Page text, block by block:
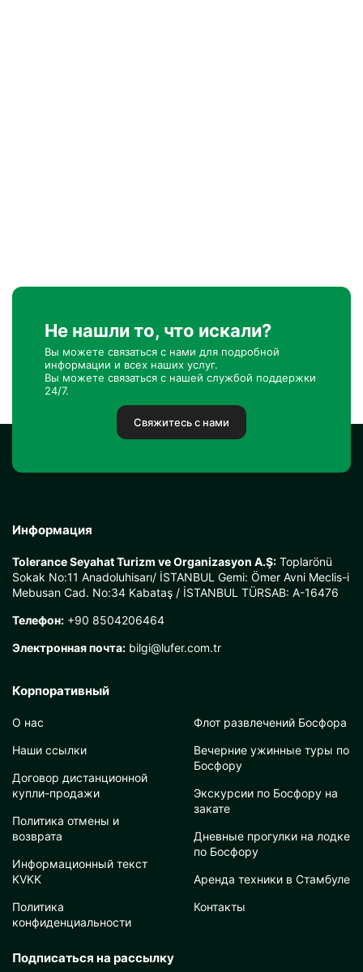
Не нашли то, что искали?
Вы можете связаться с нами для подробной
информации и всех наших услуг.
Вы можете связаться с нашей службой поддержки
24/7.
Свяжитесь с нами
Информация
Tolerance Seyahat Turizm ve Organizasyon A.Ş: Toplarönü
Sokak No:11 Anadoluhisarı/ İSTANBUL Gemi: Ömer Avni Meclis-i
Mebusan Cad. No:34 Kabataş / İSTANBUL TÜRSAB: A-16476
Телефон: +90 8504206464
Электронная почта: bilgi@lufer.com.tr
Корпоративный
О нас
Наши ссылки
Договор дистанционной
купли-продажи
Политика отмены и
возврата
Информационный текст
KVKK
Политика
конфиденциальности
Флот развлечений Босфора
Вечерние ужинные туры по
Босфору
Экскурсии по Босфору на
закате
Дневные прогулки на лодке
по Босфору
Аренда техники в Стамбуле
Контакты
Подписаться на рассылку